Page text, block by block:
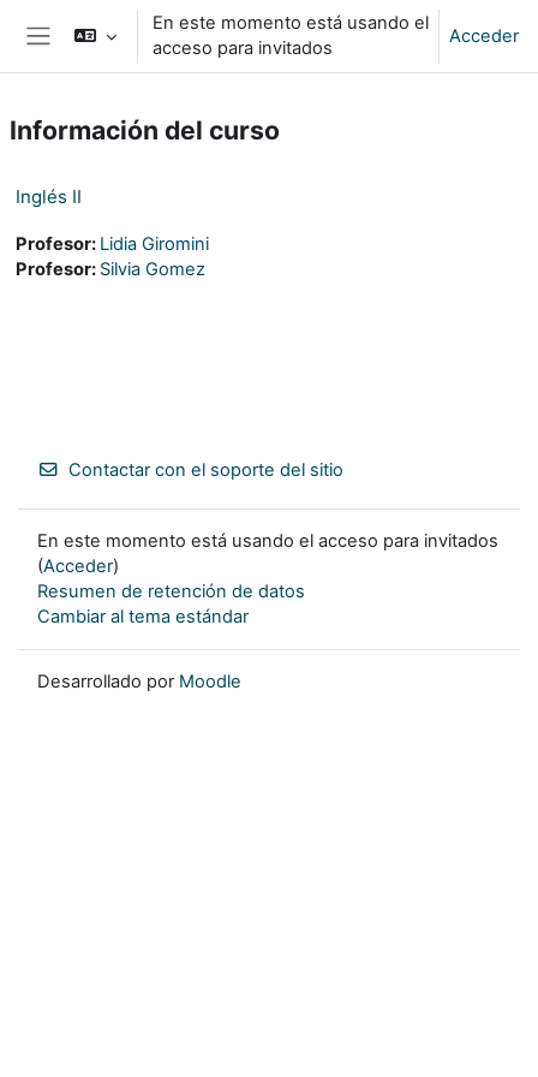
Salta al contenido principal
Panel lateral
En este momento está usando el
acceso para invitados
Acceder
Información del curso
Inglés II
Profesor: Lidia Giromini
Profesor: Silvia Gomez
Contactar con el soporte del sitio
En este momento está usando el acceso para invitados
(Acceder)
Resumen de retención de datos
Cambiar al tema estándar
Desarrollado por Moodle